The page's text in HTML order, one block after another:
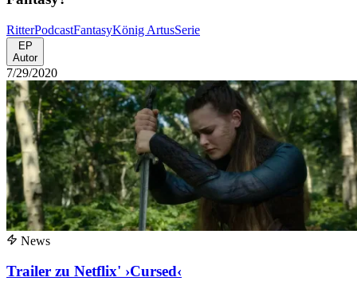
RitterPodcastFantasyKönig ArtusSerie
EP
Autor
7/29/2020
News
Trailer zu Netflix' ›Cursed‹